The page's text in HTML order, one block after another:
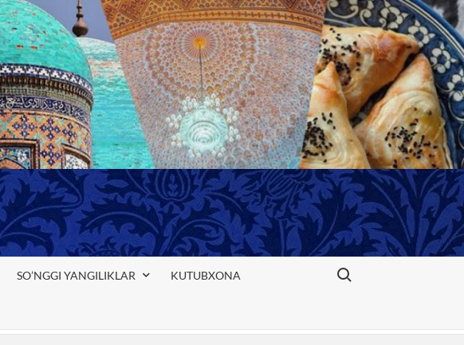
SO’NGGI YANGILIKLAR KUTUBXONA
Search for: